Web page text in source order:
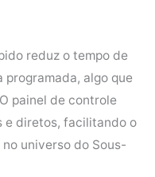
reduz o tempo de
algo que
painel de controle
e diretos, facilitando o
universo do Sous-